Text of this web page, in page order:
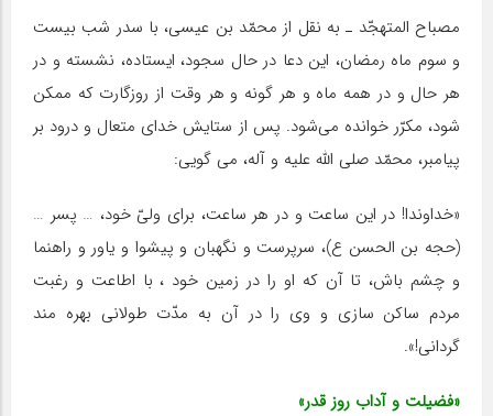
مصباح المتهجّد ـ به نقل از محمّد بن عیسى، با سدر شب بیست
و سوم ماه رمضان، این دعا در حال سجود، ایستاده، نشسته و در
هر حال و در همه ماه و هر گونه و هر وقت از روزگارت که ممکن
شود، مکرّر خوانده مى‌شود. پس از ستایش خداى متعال و درود بر
پیامبر، محمّد صلى الله علیه و آله، مى گویى:
«خداوندا! در این ساعت و در هر ساعت، براى ولىّ خود، … پسر …
(حجه بن الحسن ع)، سرپرست و نگهبان و پیشوا و یاور و راهنما
و چشم باش، تا آن که او را در زمین خود ، با اطاعت و رغبت
مردم ساکن سازى و وى را در آن به مدّت طولانى بهره مند
گردانى!».
«فضیلت و آداب روز قدر»